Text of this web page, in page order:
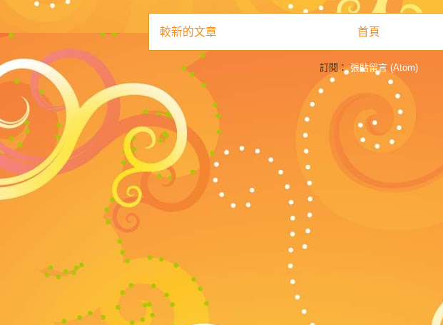
較新的文章 首頁
訂閱：張貼留言 (Atom)